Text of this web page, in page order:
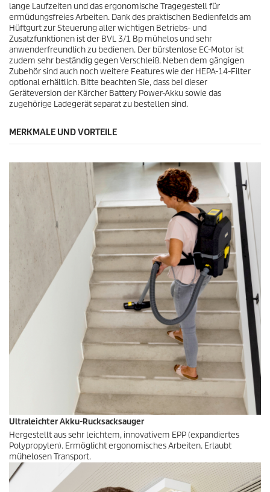
g
e
n
lange Laufzeiten und das ergonomische Tragegestell für
ermüdungsfreies Arbeiten. Dank des praktischen Bedienfelds am
Hüftgurt zur Steuerung aller wichtigen Betriebs- und
Zusatzfunktionen ist der BVL 3/1 Bp mühelos und sehr
anwenderfreundlich zu bedienen. Der bürstenlose EC-Motor ist
zudem sehr beständig gegen Verschleiß. Neben dem gängigen
Zubehör sind auch noch weitere Features wie der HEPA-14-Filter
optional erhältlich. Bitte beachten Sie, dass bei dieser
Geräteversion der Kärcher Battery Power-Akku sowie das
zugehörige Ladegerät separat zu bestellen sind.
MERKMALE UND VORTEILE
Ultraleichter Akku-Rucksacksauger
Hergestellt aus sehr leichtem, innovativem EPP (expandiertes
Polypropylen). Ermöglicht ergonomisches Arbeiten. Erlaubt
mühelosen Transport.